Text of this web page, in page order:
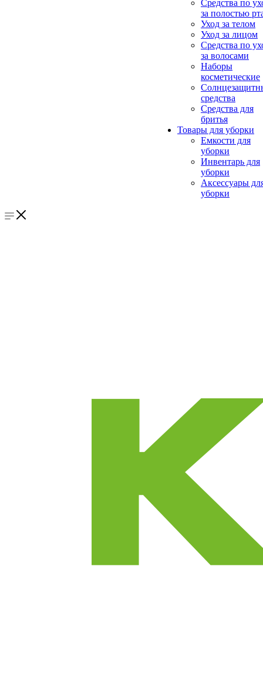
Средства по
за полостью
Уход за телом
Уход за лицом
Средства по
за волосами
Наборы
косметические
средства
Средства для
бритья
Товары для уборки
Емкости для
уборки
Инвентарь для
уборки
Аксессуары
уборки